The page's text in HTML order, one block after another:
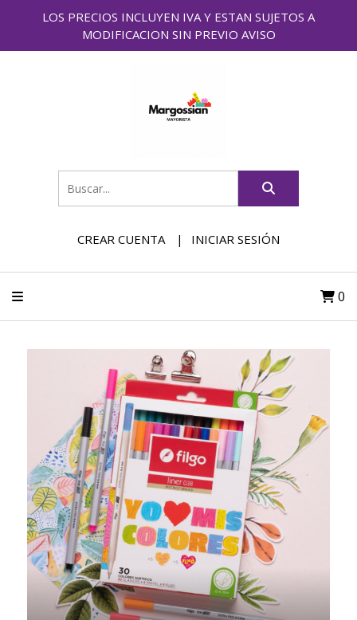
LOS PRECIOS INCLUYEN IVA Y ESTAN SUJETOS A
MODIFICACION SIN PREVIO AVISO
CREAR CUENTA INICIAR SESIÓN
0